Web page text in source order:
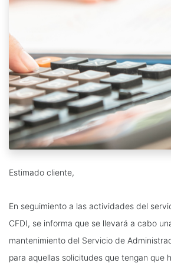
Estimado cliente,
En seguimiento a las actividades del
CFDI, se informa que se llevará a cabo
mantenimiento del Servicio de
para aquellas solicitudes que tengan que